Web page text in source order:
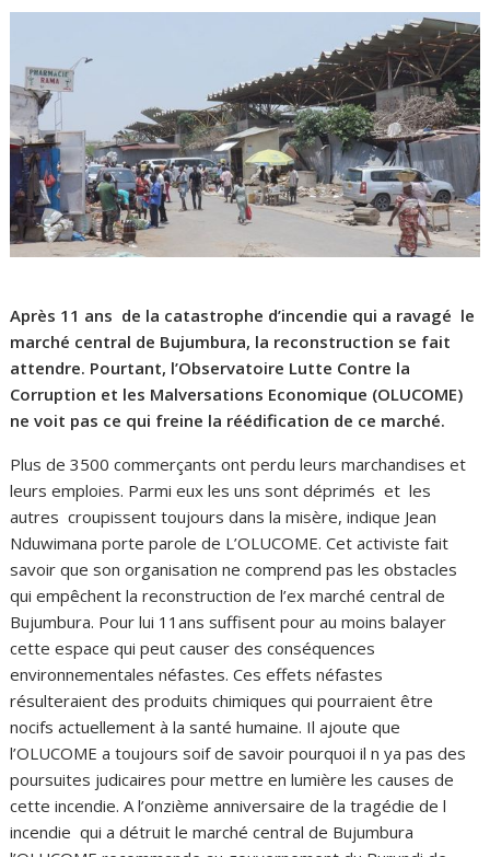
Après 11 ans de la catastrophe d’incendie qui a ravagé le
marché central de Bujumbura, la reconstruction se fait
attendre. Pourtant, l’Observatoire Lutte Contre la
Corruption et les Malversations Economique (OLUCOME)
ne voit pas ce qui freine la réédification de ce marché.
Plus de 3500 commerçants ont perdu leurs marchandises et
leurs emploies. Parmi eux les uns sont déprimés et les
autres croupissent toujours dans la misère, indique Jean
Nduwimana porte parole de L’OLUCOME. Cet activiste fait
savoir que son organisation ne comprend pas les obstacles
qui empêchent la reconstruction de l’ex marché central de
Bujumbura. Pour lui 11ans suffisent pour au moins balayer
cette espace qui peut causer des conséquences
environnementales néfastes. Ces effets néfastes
résulteraient des produits chimiques qui pourraient être
nocifs actuellement à la santé humaine. Il ajoute que
l’OLUCOME a toujours soif de savoir pourquoi il n ya pas des
poursuites judicaires pour mettre en lumière les causes de
cette incendie. A l’onzième anniversaire de la tragédie de l
incendie qui a détruit le marché central de Bujumbura